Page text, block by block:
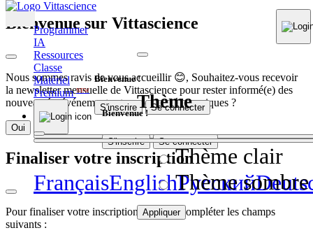
Bienvenue sur Vittascience
Nous sommes ravis de vous accueillir 😊, Souhaitez-vous recevoir
la newsletter mensuelle de Vittascience pour rester informé(e) des
nouveautés, événements et contenus pédagogiques ?
Oui
Finaliser votre inscription
Pour finaliser votre inscription, veuillez compléter les champs
suivants :
Bienvenue !
S'inscrire Se connecter
Programmer
IA
Ressources
Classe
Matériel
PremiumNEW
Bienvenue !
S'inscrire Se connecter
Thème
Thème clair
Thème sombre
Appliquer
FrançaisEnglishPусский